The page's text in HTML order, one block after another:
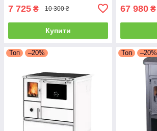
7 725 ₴ 10 300 ₴
Купити
67 980 ₴
Топ –20% Топ –20%